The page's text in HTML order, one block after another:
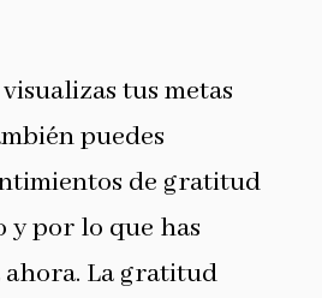
tus metas
puedes
de gratitud
y por lo que has
La gratitud